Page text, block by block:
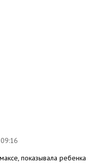
показывала ребенка